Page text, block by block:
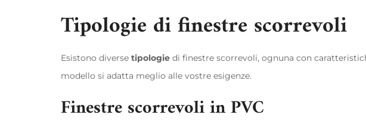
Tipologie di finestre scorrevoli
Esistono diverse tipologie di finestre scorrevoli, ognuna con
modello si adatta meglio alle vostre esigenze.
Finestre scorrevoli in PVC